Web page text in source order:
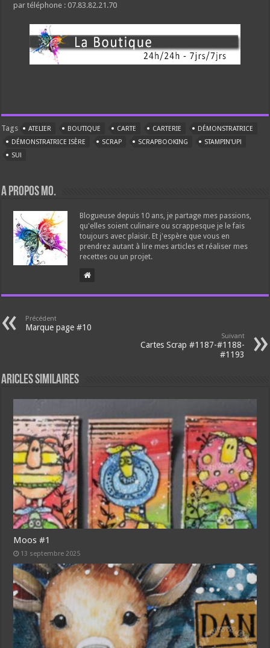
par téléphone : 07.83.82.21.70
Tags ATELIER BOUTIQUE CARTE CARTERIE
DÉMONSTRATRICE
DÉMONSTRATRICE ISÈRE
SCRAP SCRAPBOOKING
STAMPIN'UP!
SU!
A propos Mo.
Blogueuse depuis 10 ans, je partage mes passions,
qu'elles soient culinaire ou scrappesque je le fais
toujours avec plaisir. Et j'espère que vous en
prendrez autant à lire mes articles et réaliser mes
recettes ou un projet.
Précédent
Marque page #10
Suivant
Cartes Scrap #1187-#1188-
#1193
Aricles similaires
Moos #1
13 septembre 2025